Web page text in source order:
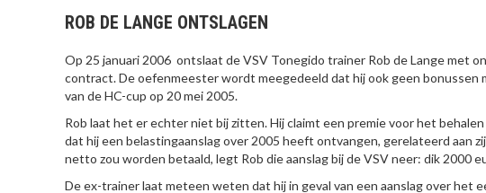
ROB DE LANGE ONTSLAGEN
Op 25 januari 2006 ontslaat de VSV Tonegido trainer Rob de Lange met
contract. De oefenmeester wordt meegedeeld dat hij ook geen bonussen
van de HC-cup op 20 mei 2005.
Rob laat het er echter niet bij zitten. Hij claimt een premie voor het
dat hij een belastingaanslag over 2005 heeft ontvangen, gerelateerd aan
netto zou worden betaald, legt Rob die aanslag bij de VSV neer: dik 2000
De ex-trainer laat meteen weten dat hij in geval van een aanslag over het